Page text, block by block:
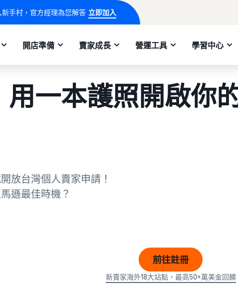
手村，官方經理為您解答 立即加入
開店準備 賣家成長 營運工具 學習中心
一本護照開啟你
放台灣個人賣家申請！
遜最佳時機？
前往註冊
新賣家海外18大站點，最高50+萬美金回饋